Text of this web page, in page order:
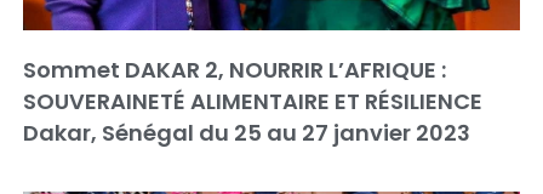
Sommet DAKAR 2, NOURRIR L’AFRIQUE :
SOUVERAINETÉ ALIMENTAIRE ET RÉSILIENCE
Dakar, Sénégal du 25 au 27 janvier 2023